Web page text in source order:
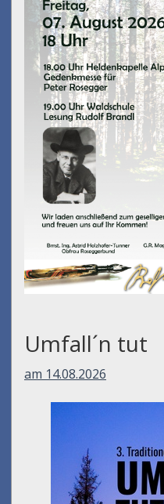
Umfall´n tut
am 14.08.2026